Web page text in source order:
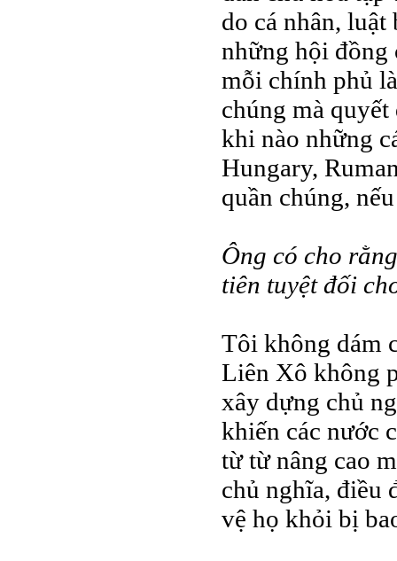
do cá nhân,
những hội đồng
mỗi chính phủ
chúng mà
khi nào những
Hungary,
quần chúng,
Ông có cho
tiên tuyệt đối
Tôi không dám
Liên Xô không
xây dựng chủ
khiến các nước
từ từ nâng cao
chủ nghĩa, điều
vệ họ khỏi bị